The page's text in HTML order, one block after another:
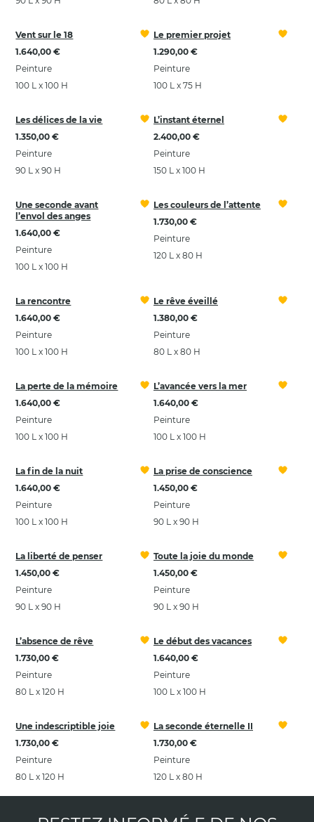
Vent sur le 18
1.640,00 €
Peinture
100 L x 100 H
Le premier projet
1.290,00 €
Peinture
100 L x 75 H
Les délices de la vie
1.350,00 €
Peinture
90 L x 90 H
L’instant éternel
2.400,00 €
Peinture
150 L x 100 H
Une seconde avant
l’envol des anges
1.640,00 €
Peinture
100 L x 100 H
Les couleurs de l’attente
1.730,00 €
Peinture
120 L x 80 H
La rencontre
1.640,00 €
Peinture
100 L x 100 H
Le rêve éveillé
1.380,00 €
Peinture
80 L x 80 H
La perte de la mémoire
1.640,00 €
Peinture
100 L x 100 H
L’avancée vers la mer
1.640,00 €
Peinture
100 L x 100 H
La fin de la nuit
1.640,00 €
Peinture
100 L x 100 H
La prise de conscience
1.450,00 €
Peinture
90 L x 90 H
La liberté de penser
1.450,00 €
Peinture
90 L x 90 H
Toute la joie du monde
1.450,00 €
Peinture
90 L x 90 H
L’absence de rêve
1.730,00 €
Peinture
80 L x 120 H
Le début des vacances
1.640,00 €
Peinture
100 L x 100 H
Une indescriptible joie
1.730,00 €
Peinture
80 L x 120 H
La seconde éternelle II
1.730,00 €
Peinture
120 L x 80 H